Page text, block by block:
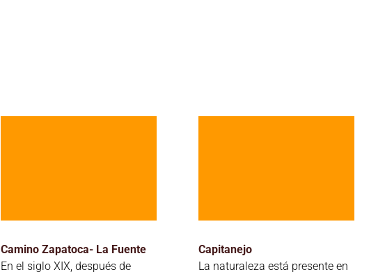
Camino Zapatoca- La Fuente
En el siglo XIX, después de
Capitanejo
La naturaleza está presente en